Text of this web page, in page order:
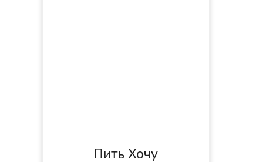
Пить Хочу